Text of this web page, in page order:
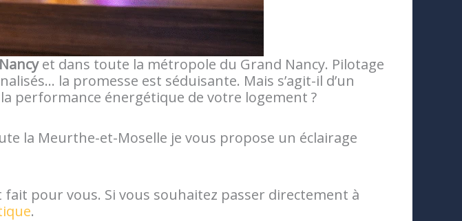
Nancyet dans toute la métropole du Grand Nancy. Pilotage
la promesse est séduisante. Mais s’agit-il d’un
performance énergétique de votre logement ?
la Meurthe-et-Moselle je vous propose un éclairage
fait pour vous. Si vous souhaitez passer directement à
.